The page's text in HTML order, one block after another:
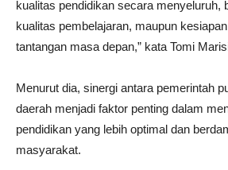
kualitas pendidikan secara menyeluruh,
kualitas pembelajaran, maupun
tantangan masa depan,” kata Tomi
Menurut dia, sinergi antara pemerintah
daerah menjadi faktor penting dalam
pendidikan yang lebih optimal dan
masyarakat.